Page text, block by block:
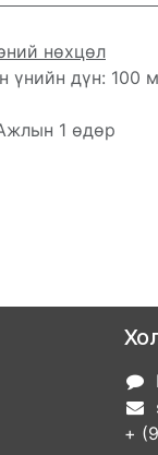
нөхцөл
үнийн дүн: 100
1 өдөр
+